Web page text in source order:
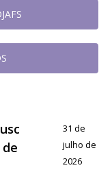
31 de
julho de
2026